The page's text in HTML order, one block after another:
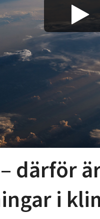
därför
i